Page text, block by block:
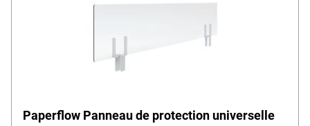
Paperflow Panneau de protection universelle